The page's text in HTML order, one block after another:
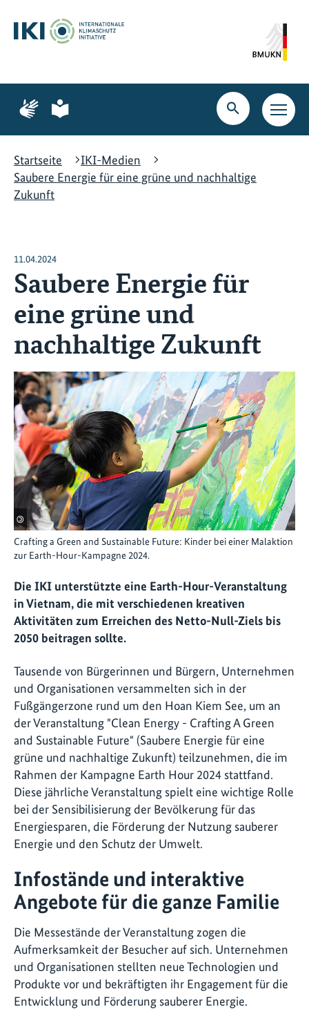
Hauptinhalt
springen
Suche
springen
Hauptnavigation
springen
Zur
Seite
Gebärdensprache
Zur
Seite
leichte
Suche
öffnen
Startseite
IKI-Medien
Saubere Energie für eine grüne und nachhaltige
Zukunft
11.04.2024
Saubere Energie für
eine grüne und
nachhaltige Zukunft
©
Crafting a Green and Sustainable Future: Kinder bei einer Malaktion
zur Earth-Hour-Kampagne 2024.
Die IKI unterstützte eine Earth-Hour-Veranstaltung
in Vietnam, die mit verschiedenen kreativen
Aktivitäten zum Erreichen des Netto-Null-Ziels bis
2050 beitragen sollte.
Tausende von Bürgerinnen und Bürgern, Unternehmen
und Organisationen versammelten sich in der
Fußgängerzone rund um den Hoan Kiem See, um an
der Veranstaltung "Clean Energy - Crafting A Green
and Sustainable Future" (Saubere Energie für eine
grüne und nachhaltige Zukunft) teilzunehmen, die im
Rahmen der Kampagne Earth Hour 2024 stattfand.
Diese jährliche Veranstaltung spielt eine wichtige Rolle
bei der Sensibilisierung der Bevölkerung für das
Energiesparen, die Förderung der Nutzung sauberer
Energie und den Schutz der Umwelt.
Infostände und interaktive
Angebote für die ganze Familie
Die Messestände der Veranstaltung zogen die
Aufmerksamkeit der Besucher auf sich. Unternehmen
und Organisationen stellten neue Technologien und
Produkte vor und bekräftigten ihr Engagement für die
Entwicklung und Förderung sauberer Energie.